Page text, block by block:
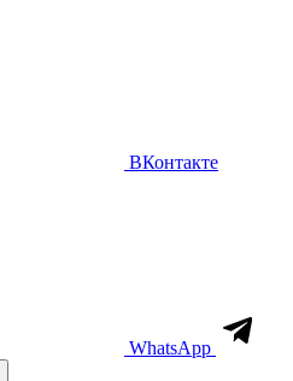
ВКонтакте
WhatsApp